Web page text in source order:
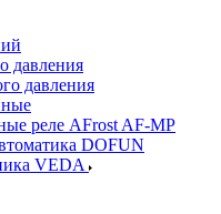
давления
давления
реле AFrost AF-MP
DOFUN
VEDA